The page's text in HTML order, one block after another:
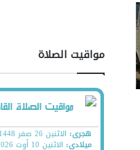
مواقيت الصلاة